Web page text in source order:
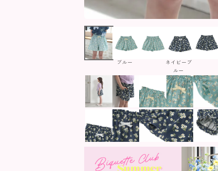
ブルー
ネイビーブ
ルー